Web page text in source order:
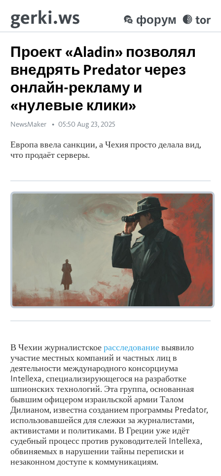
gerki.ws tor
форум
Проект «Aladin» позволял
внедрять Predator через
онлайн-рекламу и
«нулевые клики»
NewsMaker 05:50 Aug 23, 2025
Европа ввела санкции, а Чехия просто делала вид,
что продаёт серверы.
В Чехии журналистскоерасследованиевыявило
участие местных компаний и частных лиц в
деятельности международного консорциума
Intellexa, специализирующегося на разработке
шпионских технологий. Эта группа, основанная
бывшим офицером израильской армии Талом
Дилианом, известна созданием программы Predator,
использовавшейся для слежки за журналистами,
активистами и политиками. В Греции уже идёт
судебный процесс против руководителей Intellexa,
обвиняемых в нарушении тайны переписки и
незаконном доступе к коммуникациям.